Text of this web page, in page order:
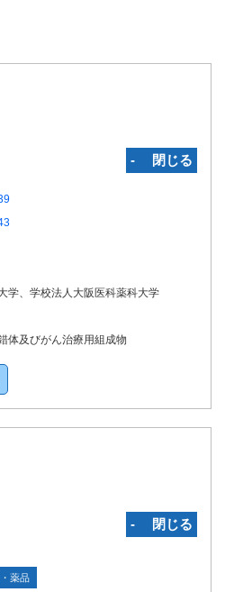
‐ 閉じる
、学校法人大阪医科薬科大学
体及びがん治療用組成物
‐ 閉じる
薬品